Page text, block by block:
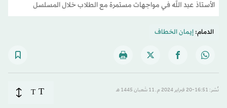
الأستاذ عبد الله في مواجهات مستمرة مع الطلاب خلال المسلسل
الدمام:إيمان الخطاف
نُشر: 16:51-20 فبراير 2024 م ـ 11 شَعبان 1445 هـ T
T